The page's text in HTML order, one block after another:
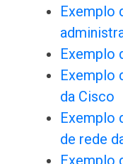
Exemplo
Exemplo
Exemplo
da Cisco
Exemplo
de rede
Exemplo